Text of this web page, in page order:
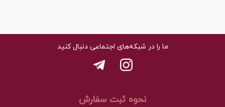
ما را در شبکه‌های اجتماعی دنبال کنید
نحوه ثبت سفارش